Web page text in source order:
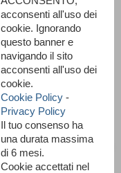
SUCCESSIVO >>
acconsenti all'uso dei
cookie. Ignorando
questo banner e
navigando il sito
acconsenti all'uso dei
cookie.
Cookie Policy -
Privacy Policy
Il tuo consenso ha
una durata massima
di 6 mesi.
Cookie accettati nel